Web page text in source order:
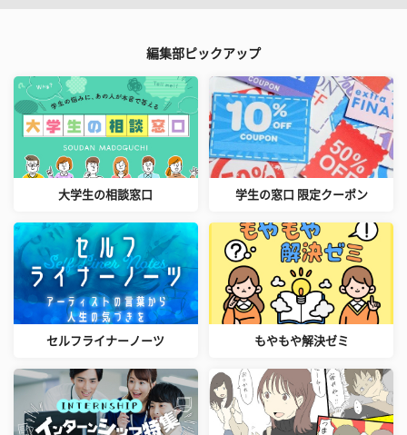
編集部ピックアップ
大学生の相談窓口 学生の窓口 限定クーポン
セルフライナーノーツ もやもや解決ゼミ